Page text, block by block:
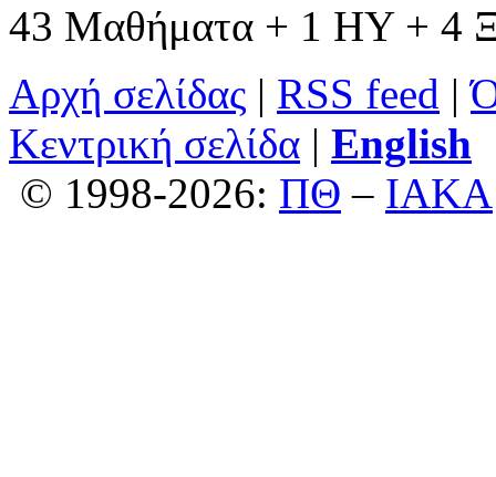
43 Μαθήματα + 1 ΗΥ + 4
Αρχή σελίδας | RSS feed |
Κεντρική σελίδα | English
© 1998-2026: ΠΘ – ΙΑΚΑ